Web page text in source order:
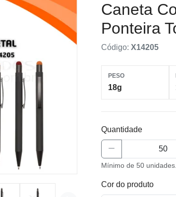
Caneta
Ponteira
Código: X14205
PESO
18g
Quantidade
Mínimo de 50 unidades.
Cor do produto